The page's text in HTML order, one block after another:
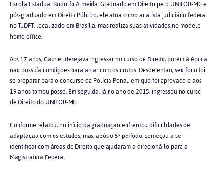
Escola Estadual Rodolfo Almeida. Graduado em Direito pelo UNIFOR-MG e
pós-graduado em Direito Público, ele atua como analista judiciário federal
no TJDFT, localizado em Brasília, mas realiza suas atividades no modelo
home office.
Aos 17 anos, Gabriel desejava ingressar no curso de Direito, porém à época
não possuía condições para arcar com os custos. Desde então, seu foco foi
se preparar para o concurso da Polícia Penal, em que foi aprovado e aos
19 anos tomou posse. Em seguida, já no ano de 2015, ingressou no curso
de Direito do UNIFOR-MG.
Conforme relatou, no início da graduação enfrentou dificuldades de
adaptação com os estudos, mas, após o 5º período, começou a se
identificar com áreas do Direito que ajudaram a direcioná-lo para a
Magistratura Federal.